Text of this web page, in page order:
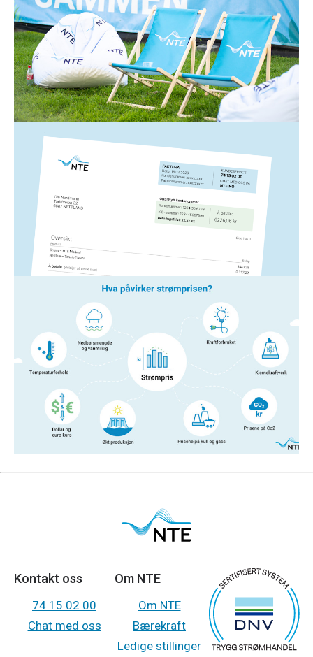
Lysere og varmere dager gjør ikke bare noe med
humøret vårt – de kan også gjøre underverker for
strømregningen din. Her er 12 enkle strømsparetips
fra oss til deg!
Les mer
Strøm
Slik leser du NTEs strømfaktura
Hvis du lurer på noe som har med strømfakturaen fra
NTE å gjøre, har vi laget en forklaring på de ulike
elementene her.
Les mer
14. jan. 2026
Hva påvirker strømprisen?
Er du nysgjerrig på hva og hvem som egentlig
bestemmer hvor mye strømmen koster?
Les mer
Kontakt oss
74 15 02 00
Chat med oss
Om NTE
Om NTE
Bærekraft
Ledige stillinger